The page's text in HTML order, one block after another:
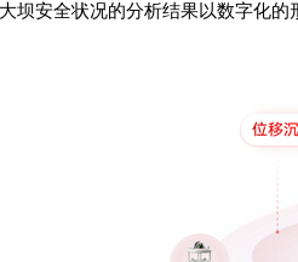
坝安全状况的分析结果以数字化